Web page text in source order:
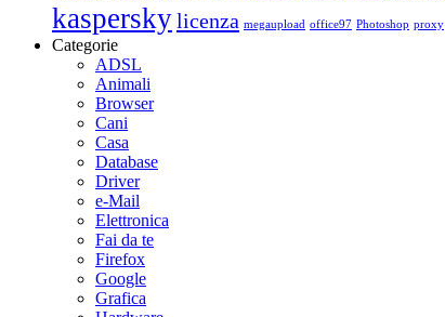
kasperskylicenza megaupload office97 Photoshop proxy
Categorie
ADSL
Animali
Browser
Cani
Casa
Database
Driver
e-Mail
Elettronica
Fai da te
Firefox
Google
Grafica